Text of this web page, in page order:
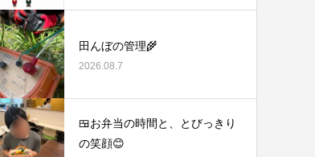
田んぼの管理🌾
2026.08.7
🍱お弁当の時間と、とびっきり
の笑顔😊